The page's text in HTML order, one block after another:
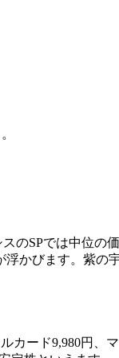
のSPでは中位の
かびます。紫の
カード9,980円、